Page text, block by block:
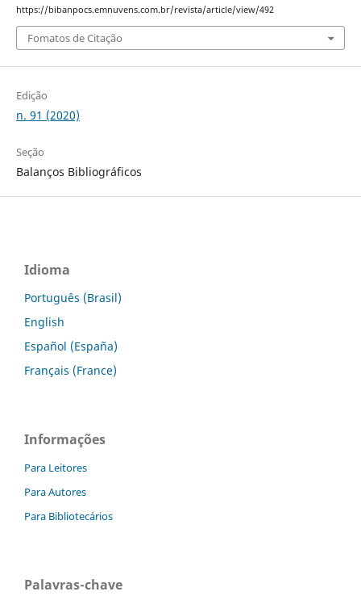
https://bibanpocs.emnuvens.com.br/revista/article/view/492
Fomatos de Citação
Edição
n. 91 (2020)
Seção
Balanços Bibliográficos
Idioma
Português (Brasil)
English
Español (España)
Français (France)
Informações
Para Leitores
Para Autores
Para Bibliotecários
Palavras-chave